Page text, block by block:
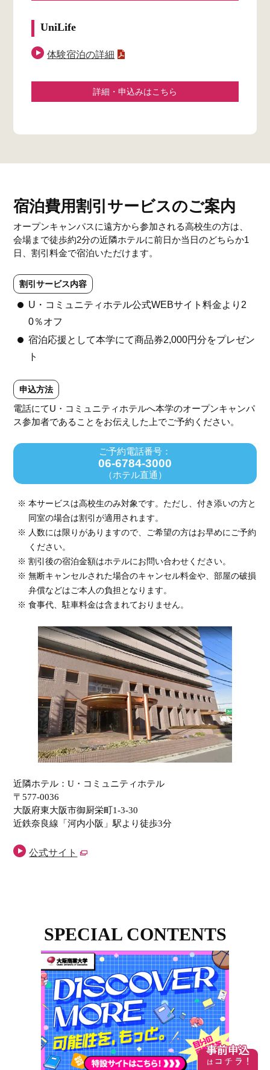
UniLife
体験宿泊の詳細
詳細・申込みはこちら
近隣ホテル：U・コミュニティホテル
〒577-0036
大阪府東大阪市御厨栄町1-3-30
近鉄奈良線「河内小阪」駅より徒歩3分
公式サイト
宿泊費用割引サービスのご案内
オープンキャンパスに遠方から参加される高校生の方は、
会場まで徒歩約2分の近隣ホテルに前日か当日のどちらか1
日、割引料金で宿泊いただけます。
割引サービス内容
U・コミュニティホテル公式WEBサイト料金より2
0％オフ
宿泊応援として本学にて商品券2,000円分をプレゼン
ト
申込方法
電話にてU・コミュニティホテルへ本学のオープンキャンパ
ス参加者であることをお伝えした上でご予約ください。
ご予約電話番号：
06-6784-3000
（ホテル直通）
本サービスは高校生のみ対象です。ただし、付き添いの方と
同室の場合は割引が適用されます。
人数には限りがありますので、ご希望の方はお早めにご予約
ください。
割引後の宿泊金額はホテルにお問い合わせください。
無断キャンセルされた場合のキャンセル料金や、部屋の破損
弁償などはご本人の負担となります。
食事代、駐車料金は含まれておりません。
SPECIAL CONTENTS